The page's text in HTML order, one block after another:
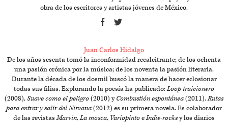
obra de los escritores y artistas jóvenes de México.
Juan Carlos Hidalgo
De los años sesenta tomó la inconformidad recalcitrante; de los ochenta
una pasión crónica por la música; de los noventa la pasión literaria.
Durante la década de los dosmil buscó la manera de hacer eclosionar
todas sus filias. Explorando la poesía ha publicado:Loop traicionero
(2008),Suave como el peligro(2010) yCombustión espontánea(2011).Rutas
para entrar y salir del Nirvana(2012) es su primera novela. Es colaborador
de las revistasMarvin,La mosca, VariopintoeIndie-rocksy los diarios